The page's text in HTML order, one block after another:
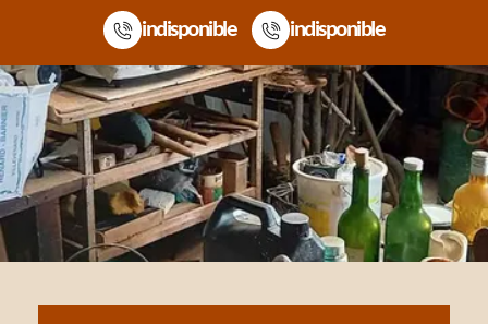
indisponible indisponible